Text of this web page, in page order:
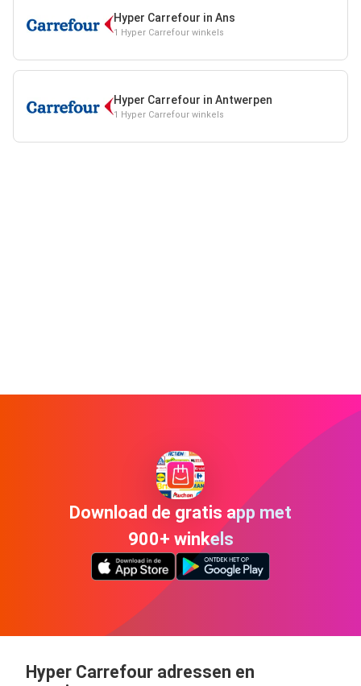
Hyper Carrefour in Ans
1 Hyper Carrefour winkels
Hyper Carrefour in Antwerpen
1 Hyper Carrefour winkels
Download de gratis app met
900+ winkels
Hyper Carrefour adressen en